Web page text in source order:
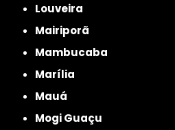
Louveira
Mairiporã
Mambucaba
Marília
Mauá
Mogi Guaçu